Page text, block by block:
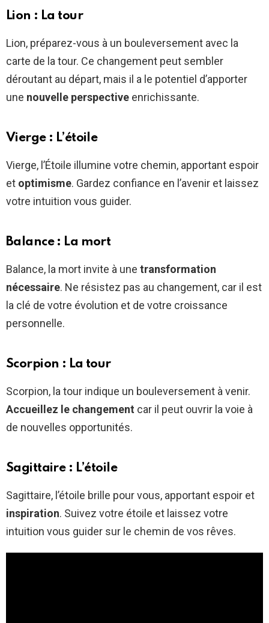
Lion : La tour
Lion, préparez-vous à un bouleversement avec la
carte de la tour. Ce changement peut sembler
déroutant au départ, mais il a le potentiel d’apporter
une nouvelle perspective enrichissante.
Vierge : L’étoile
Vierge, l’Étoile illumine votre chemin, apportant espoir
et optimisme. Gardez confiance en l’avenir et laissez
votre intuition vous guider.
Balance : La mort
Balance, la mort invite à une transformation
nécessaire. Ne résistez pas au changement, car il est
la clé de votre évolution et de votre croissance
personnelle.
Scorpion : La tour
Scorpion, la tour indique un bouleversement à venir.
Accueillez le changement car il peut ouvrir la voie à
de nouvelles opportunités.
Sagittaire : L’étoile
Sagittaire, l’étoile brille pour vous, apportant espoir et
inspiration. Suivez votre étoile et laissez votre
intuition vous guider sur le chemin de vos rêves.